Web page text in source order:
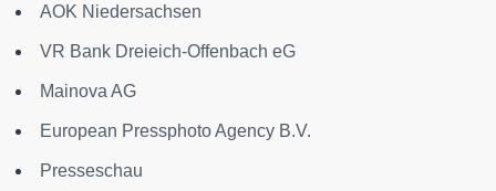
AOK Niedersachsen
VR Bank Dreieich-Offenbach eG
Mainova AG
European Pressphoto Agency B.V.
Presseschau